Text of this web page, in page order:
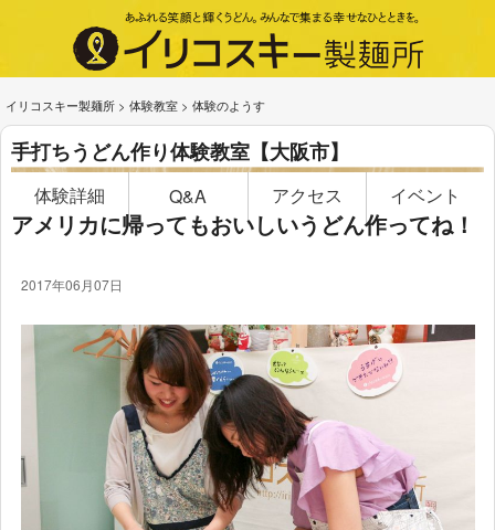
イリコスキー製麺所 > 体験教室 > 体験のようす
手打ちうどん作り体験教室【大阪市】
体験詳細 Q&A アクセス イベント
アメリカに帰ってもおいしいうどん作ってね！
2017年06月07日